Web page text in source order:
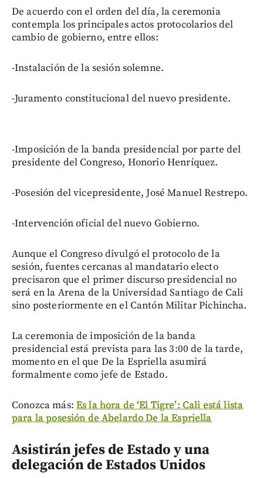
De acuerdo con el orden del día, la ceremonia
contempla los principales actos protocolarios del
cambio de gobierno, entre ellos:
-Instalación de la sesión solemne.
-Juramento constitucional del nuevo presidente.
-Imposición de la banda presidencial por parte del
presidente del Congreso, Honorio Henríquez.
-Posesión del vicepresidente, José Manuel Restrepo.
-Intervención oficial del nuevo Gobierno.
Aunque el Congreso divulgó el protocolo de la
sesión, fuentes cercanas al mandatario electo
precisaron que el primer discurso presidencial no
será en la Arena de la Universidad Santiago de Cali
sino posteriormente en el Cantón Militar Pichincha.
La ceremonia de imposición de la banda
presidencial está prevista para las 3:00 de la tarde,
momento en el que De la Espriella asumirá
formalmente como jefe de Estado.
Conozca más: Es la hora de ‘El Tigre’: Cali está lista
para la posesión de Abelardo De la Espriella
Asistirán jefes de Estado y una
delegación de Estados Unidos